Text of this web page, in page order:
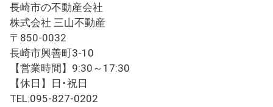
長崎市の不動産会社
株式会社 三山不動産
〒850-0032
長崎市興善町3-10
【営業時間】9:30～17:30
【休日】日･祝日
TEL:095-827-0202